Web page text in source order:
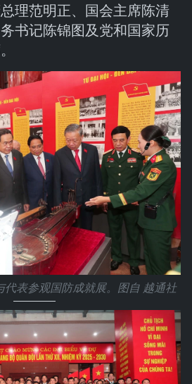
理范明正、国会主席陈清
书记陈锦图及党和国家历
代表参观国防成就展。图自 越通社